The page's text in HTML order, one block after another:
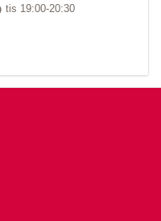
Tid
tis 19:00-20:30